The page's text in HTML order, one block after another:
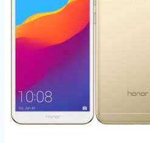
zelená